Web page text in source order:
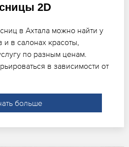
2D
в Ахтала можно найти у
и в салонах красоты,
по разным ценам.
в зависимости от
больше